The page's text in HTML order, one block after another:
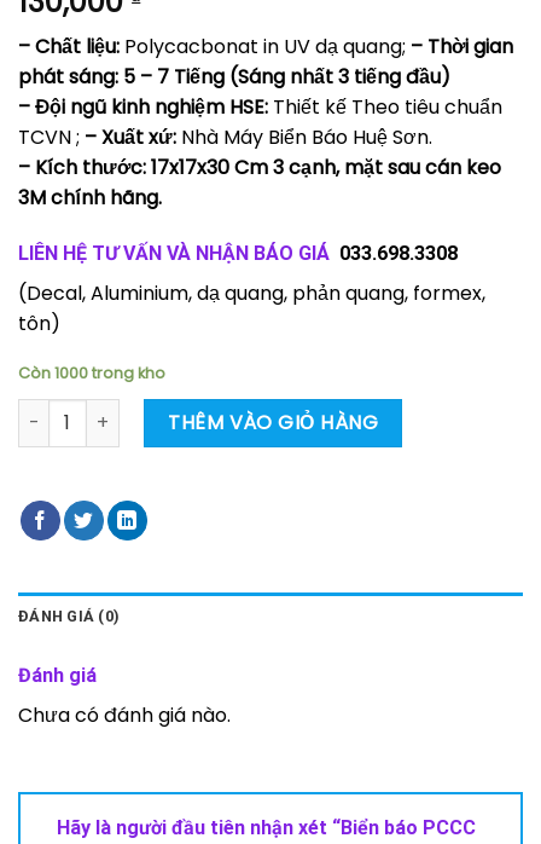
– Chất liệu: Polycacbonat in UV dạ quang; – Thời gian
phát sáng: 5 – 7 Tiếng (Sáng nhất 3 tiếng đầu)
– Đội ngũ kinh nghiệm HSE: Thiết kế Theo tiêu chuẩn
TCVN ; – Xuất xứ: Nhà Máy Biển Báo Huệ Sơn.
– Kích thước: 17x17x30 Cm 3 cạnh, mặt sau cán keo
3M chính hãng.
LIÊN HỆ TƯ VẤN VÀ NHẬN BÁO GIÁ 033.698.3308
(Decal, Aluminium, dạ quang, phản quang, formex,
tôn)
Còn 1000 trong kho
Biển báo PCCC dạ quang 3 cạnh vị trí bình chữa cháy, cứu
THÊM VÀO GIỎ HÀNG
ĐÁNH GIÁ (0)
Đánh giá
Chưa có đánh giá nào.
Hãy là người đầu tiên nhận xét “Biển báo PCCC